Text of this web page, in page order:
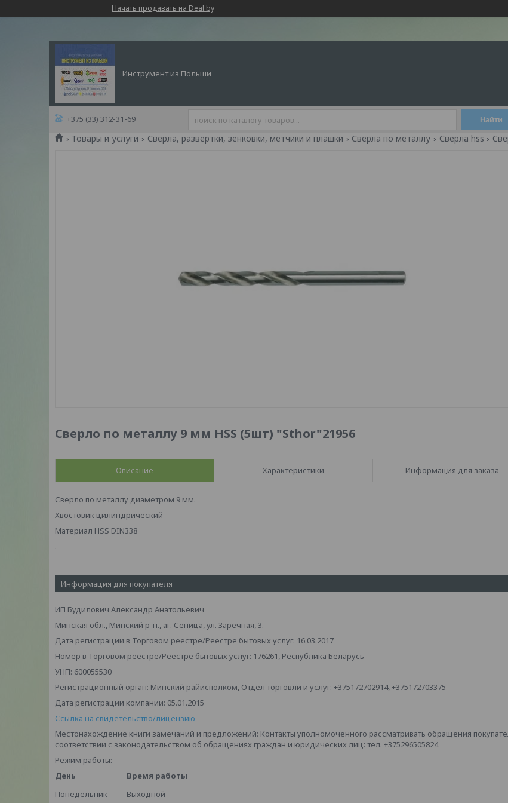
Начать продавать на Deal.by
Инструмент из Польши
+375 (33) 312-31-69 Найти
Товары и услуги Свёрла, развёртки, зенковки, метчики и плашки Свёрла по металлу Свёрла hss
Сверло по металлу 9 мм HSS (5шт) "Sthor"21956
Описание Характеристики Информация для заказа
Сверло по металлу диаметром 9 мм.
Хвостовик цилиндрический
Материал HSS DIN338
.
Информация для покупателя
ИП Будилович Александр Анатольевич
Минская обл., Минский р-н., аг. Сеница, ул. Заречная, 3.
Дата регистрации в Торговом реестре/Реестре бытовых услуг: 16.03.2017
Номер в Торговом реестре/Реестре бытовых услуг: 176261, Республика Беларусь
УНП: 600055530
Регистрационный орган: Минский райисполком, Отдел торговли и услуг: +375172702914, +375172703375
Дата регистрации компании: 05.01.2015
Ссылка на свидетельство/лицензию
Местонахождение книги замечаний и предложений: Контакты уполномоченного рассматривать обращения
соответствии с законодательством об обращениях граждан и юридических лиц: тел. +375296505824
Режим работы:
День
Время работы
Понедельник
Выходной